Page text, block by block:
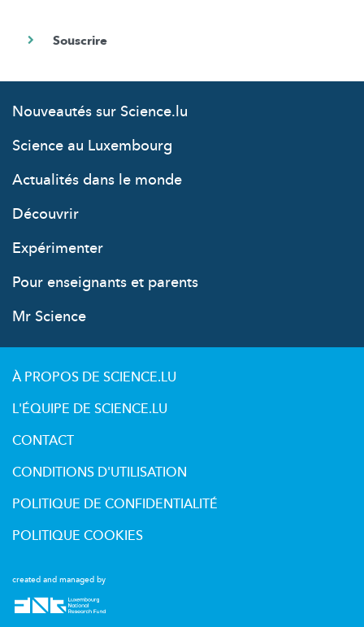
Nouveautés sur Science.lu
Science au Luxembourg
Actualités dans le monde
Découvrir
Expérimenter
Pour enseignants et parents
Mr Science
created and managed by
À PROPOS DE SCIENCE.LU
L'ÉQUIPE DE SCIENCE.LU
CONTACT
CONDITIONS D'UTILISATION
POLITIQUE DE CONFIDENTIALITÉ
POLITIQUE COOKIES